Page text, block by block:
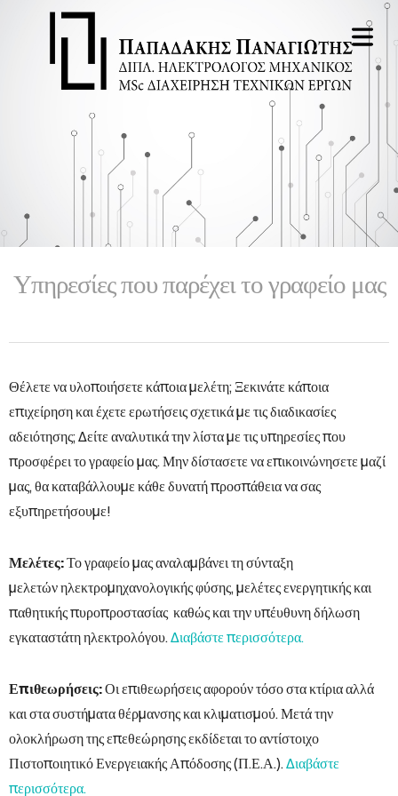
-
Υπηρεσίες που παρέχει το γραφείο μας
Θέλετε να υλοποιήσετε κάποια μελέτη; Ξεκινάτε κάποια
επιχείρηση και έχετε ερωτήσεις σχετικά με τις διαδικασίες
αδειότησης; Δείτε αναλυτικά την λίστα με τις υπηρεσίες που
προσφέρει το γραφείο μας. Μην δίστασετε να επικοινώνησετε μαζί
μας, θα καταβάλλουμε κάθε δυνατή προσπάθεια να σας
εξυπηρετήσουμε!
Μελέτες:Το γραφείο μας αναλαμβάνει τη σύνταξη
μελετών ηλεκτρομηχανολογικής φύσης, μελέτες ενεργητικής και
παθητικής πυροπροστασίας καθώς και την υπέυθυνη δήλωση
εγκαταστάτη ηλεκτρολόγου.Διαβάστε περισσότερα.
Επιθεωρήσεις:Οι επιθεωρήσεις αφορούν τόσο στα κτίρια αλλά
και στα συστήματα θέρμανσης και κλιματισμού. Μετά την
ολοκλήρωση της επεθεώρησης εκδίδεται το αντίστοιχο
Πιστοποιητικό Ενεργειακής Απόδοσης (Π.Ε.Α.).Διαβάστε
περισσότερα.